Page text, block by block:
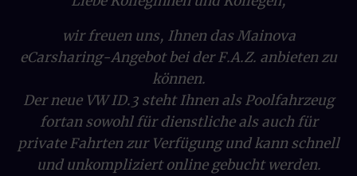
in der App.
haben Zugriff auf Ihre persönlichen Daten,
Buchungen, Rechnungen usw.
Ihr Schlüssel zum Fahrzeug: Die App auf Ihrem
Die Fahrzeuge werden selbstverständlich
regelmäßig gründlich gereinigt.
Sollte es dennoch einmal etwas zum
Beanstanden geben, melden Sie dies einfach
über die App.
wir freuen uns, Ihnen das Mainova
eCarsharing-Angebot bei der F.A.Z. anbieten zu
können.
Der neue VW ID.3 steht Ihnen als Poolfahrzeug
fortan sowohl für dienstliche als auch für
private Fahrten zur Verfügung und kann schnell
und unkompliziert online gebucht werden.
Gut ist uns nicht gut genug. Wir möchten unsere Energie
verstehen, was Sie bewegt, und um Ihnen die passenden
Angebote zuerst anzuzeigen, brauchen wir jetzt Ihre
Zur Erhebung von Nutzungsinformationen setzen wir
daher Technologien und Dienste ein. Diese sind entweder
für die Seitenfunktion notwendig, oder sie dienen
Analyse- bzw. Marketingzwecken. Mit einem Klick auf
Zustimmen akzeptieren Sie den Einsatz der nicht